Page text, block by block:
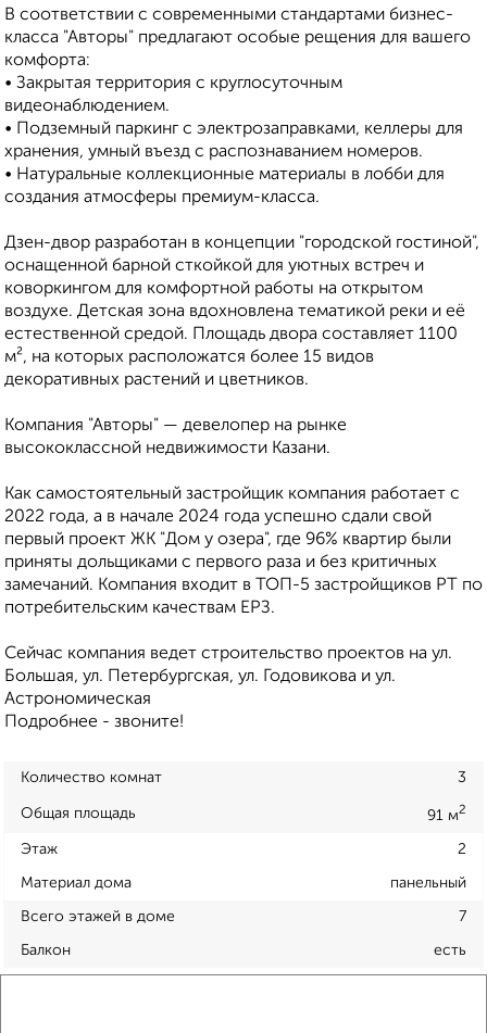
В соответствии с современными стандартами бизнес-
класса "Авторы" предлагают особые рещения для вашего
комфорта:
• Закрытая территория с круглосуточным
видеонаблюдением.
• Подземный паркинг с электрозаправками, келлеры для
хранения, умный въезд с распознаванием номеров.
• Натуральные коллекционные материалы в лобби для
создания атмосферы премиум-класса.
Дзен-двор разработан в концепции "городской гостиной",
оснащенной барной сткойкой для уютных встреч и
коворкингом для комфортной работы на открытом
воздухе. Детская зона вдохновлена тематикой реки и её
естественной средой. Площадь двора составляет 1100
м², на которых расположатся более 15 видов
декоративных растений и цветников.
Компания "Авторы" — девелопер на рынке
высококлассной недвижимости Казани.
Как самостоятельный застройщик компания работает с
2022 года, а в начале 2024 года успешно сдали свой
первый проект ЖК "Дом у озера", где 96% квартир были
приняты дольщиками с первого раза и без критичных
замечаний. Компания входит в ТОП-5 застройщиков РТ по
потребительским качествам ЕРЗ.
Сейчас компания ведет строительство проектов на ул.
Большая, ул. Петербургская, ул. Годовикова и ул.
Астрономическая
Подробнее - звоните!
Количество комнат 3
Общая площадь 91 м2
Этаж 2
Материал дома панельный
Всего этажей в доме 7
Балкон есть